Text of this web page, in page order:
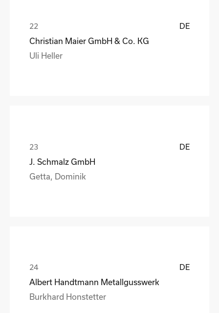
DE
Christian Maier GmbH & Co. KG
Uli Heller
DE
J. Schmalz GmbH
Getta, Dominik
DE
Albert Handtmann Metallgusswerk
Burkhard Honstetter